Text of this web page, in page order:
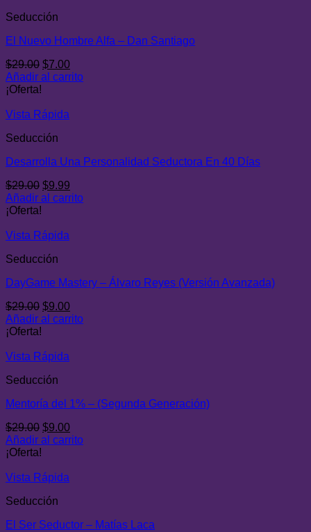
Seducción
El Nuevo Hombre Alfa – Dan Santiago
$29.00 El
precio
$29.00.
$7.00El
precio
Añadir al carrito
¡Oferta!
Vista Rápida
Seducción
Desarrolla Una Personalidad Seductora En 40 Días
$29.00 El
precio
$29.00.
$9.99
precio
Añadir al carrito
¡Oferta!
Vista Rápida
Seducción
DayGame Mastery – Álvaro Reyes (Versión Avanzada)
$29.00 El
precio
$29.00.
$9.00El
precio
Añadir al carrito
¡Oferta!
Vista Rápida
Seducción
Mentoría del 1% – (Segunda Generación)
$29.00 El
precio
$29.00.
$9.00El
precio
Añadir al carrito
¡Oferta!
Vista Rápida
Seducción
El Ser Seductor – Matías Laca